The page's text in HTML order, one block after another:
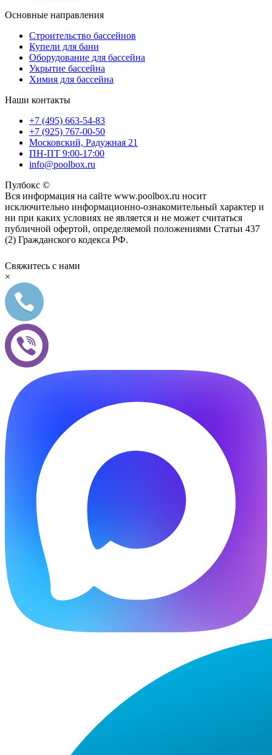
Основные направления
Строительство бассейнов
Купели для бани
Оборудование для бассейна
Укрытие бассейна
Химия для бассейна
Наши контакты
+7 (495) 663-54-83
+7 (925) 767-00-50
Московский, Радужная 21
ПН-ПТ 9:00-17:00
info@poolbox.ru
Пулбокс ©
Вся информация на сайте www.poolbox.ru носит
исключительно информационно-ознакомительный характер и
ни при каких условиях не является и не может считаться
публичной офертой, определяемой положениями Статьи 437
(2) Гражданского кодекса РФ.
Свяжитесь с нами
×